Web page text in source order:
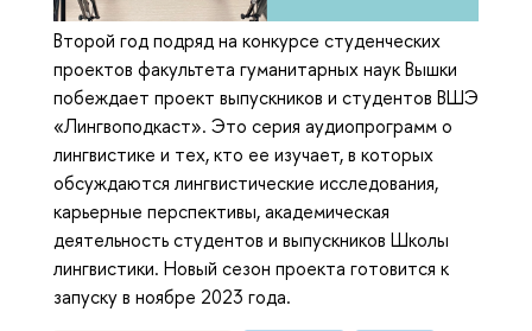
Второй год подряд на конкурсе студенческих
проектов факультета гуманитарных наук Вышки
побеждает проект выпускников и студентов ВШЭ
«Лингвоподкаст». Это серия аудиопрограмм о
лингвистике и тех, кто ее изучает, в которых
обсуждаются лингвистические исследования,
карьерные перспективы, академическая
деятельность студентов и выпускников Школы
лингвистики. Новый сезон проекта готовится к
запуску в ноябре 2023 года.